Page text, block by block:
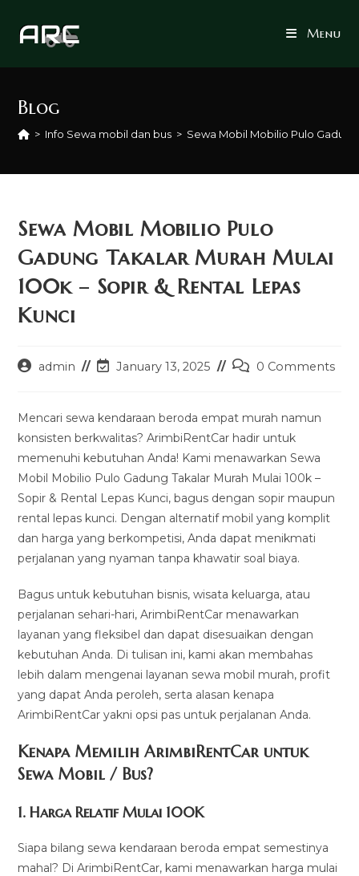
Menu
Blog
> Info Sewa mobil dan bus > Sewa Mobil Mobilio Pulo
Sewa Mobil Mobilio Pulo
Gadung Takalar Murah Mulai
100k – Sopir & Rental Lepas
Kunci
Postadmin
PostJanuary 13, 2025
Post0 Comments
Mencari sewa kendaraan beroda empat murah namun
konsisten berkwalitas? ArimbiRentCar hadir untuk
memenuhi kebutuhan Anda! Kami menawarkan Sewa
Mobil Mobilio Pulo Gadung Takalar Murah Mulai 100k –
Sopir & Rental Lepas Kunci, bagus dengan sopir maupun
rental lepas kunci. Dengan alternatif mobil yang komplit
dan harga yang berkompetisi, Anda dapat menikmati
perjalanan yang nyaman tanpa khawatir soal biaya.
Bagus untuk kebutuhan bisnis, wisata keluarga, atau
perjalanan sehari-hari, ArimbiRentCar menawarkan
layanan yang fleksibel dan dapat disesuaikan dengan
kebutuhan Anda. Di tulisan ini, kami akan membahas
lebih dalam mengenai layanan sewa mobil murah, profit
yang dapat Anda peroleh, serta alasan kenapa
ArimbiRentCar yakni opsi pas untuk perjalanan Anda.
Kenapa Memilih ArimbiRentCar untuk
Sewa Mobil / Bus?
1.Harga Relatif Mulai 100K
Siapa bilang sewa kendaraan beroda empat semestinya
mahal? Di ArimbiRentCar, kami menawarkan harga mulai